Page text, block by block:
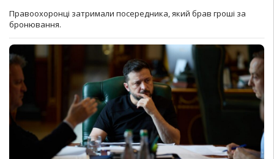
Правоохоронці затримали посередника, який брав гроші за
бронювання.